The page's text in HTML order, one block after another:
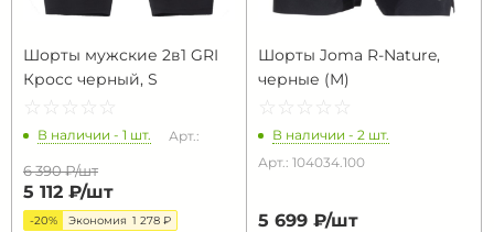
Шорты мужские 2в1 GRI
Кросс черный, S
☆ ☆ ☆ ☆ ☆
★ ★ ★ ★ ★
В наличии - 1 шт. Арт.:
6 390 ₽/шт
5 112 ₽/шт
-20% Экономия 1 278 ₽
Шорты Joma R-Nature,
черные (M)
☆ ☆ ☆ ☆ ☆
★ ★ ★ ★ ★
В наличии - 2 шт.
Арт.: 104034.100
5 699 ₽/шт